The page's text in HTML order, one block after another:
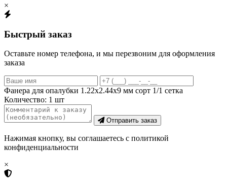
×
Быстрый заказ
Оставьте номер телефона, и мы перезвоним для оформления
заказа
Фанера для опалубки 1.22х2.44х9 мм сорт 1/1 сетка
Количество: 1 шт
Отправить заказ
Нажимая кнопку, вы соглашаетесь с политикой
конфиденциальности
×